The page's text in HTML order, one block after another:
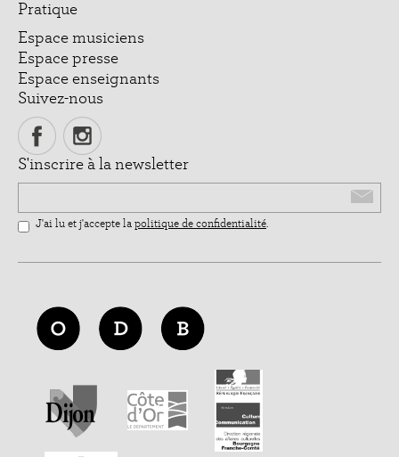
Pratique
Espace musiciens
Espace presse
Espace enseignants
Suivez-nous
S'inscrire à la newsletter
J'ai lu et j'accepte la politique de confidentialité.